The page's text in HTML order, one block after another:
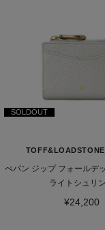
SOLDOUT
ぺパン ジップ フォールデ
ライトシュリ
¥24,200